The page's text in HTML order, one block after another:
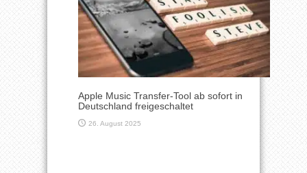
Apple Music Transfer-Tool ab sofort in
Deutschland freigeschaltet
26. August 2025